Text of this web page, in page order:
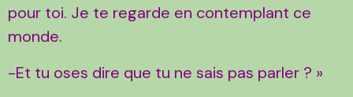
pour toi. Je te regarde en contemplant ce
monde.
-Et tu oses dire que tu ne sais pas parler ? »